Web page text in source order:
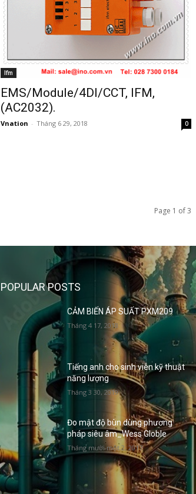
Ifm
EMS/Module/4DI/CCT, IFM,
(AC2032).
Vnation - Tháng 6 29, 2018 0
Page 1 of 3
POPULAR POSTS
CẢM BIẾN ÁP SUẤT PXM209
Tháng 4 17, 2018
Tiếng anh cho sinh viên kỹ thuật
năng lượng
Tháng 3 30, 2019
Đo mật độ bùn dùng phương
pháp siêu âm_Wess Globle
Tháng mười một 2, 2017